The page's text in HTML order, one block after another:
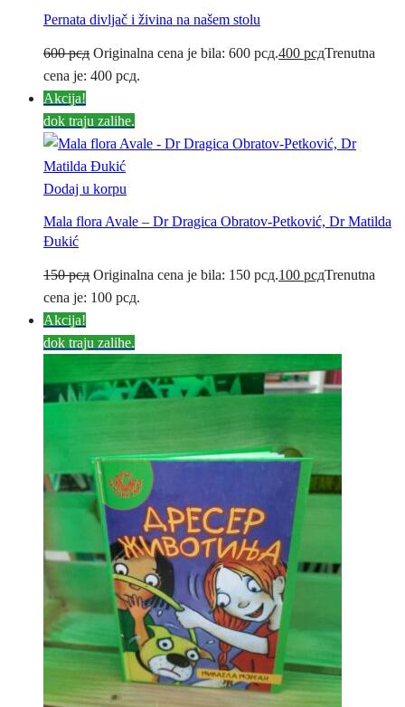
Pernata divljač i živina na našem stolu
600рсд Originalna cena je bila: 600 рсд.400 рсдTrenutna
cena je: 400 рсд.
Akcija!
dok traju zalihe.
Dodaj u korpu
Mala flora Avale – Dr Dragica Obratov-Petković, Dr Matilda
Đukić
150рсд Originalna cena je bila: 150 рсд.100 рсдTrenutna
cena je: 100 рсд.
Akcija!
dok traju zalihe.